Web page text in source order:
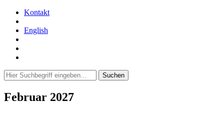
Kontakt
English
Februar 2027